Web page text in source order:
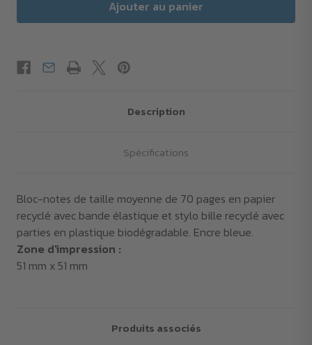
Description
Spécifications
Bloc-notes de taille moyenne de 70 pages en papier
recyclé avec bande élastique et stylo bille recyclé avec
parties en plastique biodégradable. Encre bleue.
Zone d'impression :
51 mm x 51 mm
Produits associés